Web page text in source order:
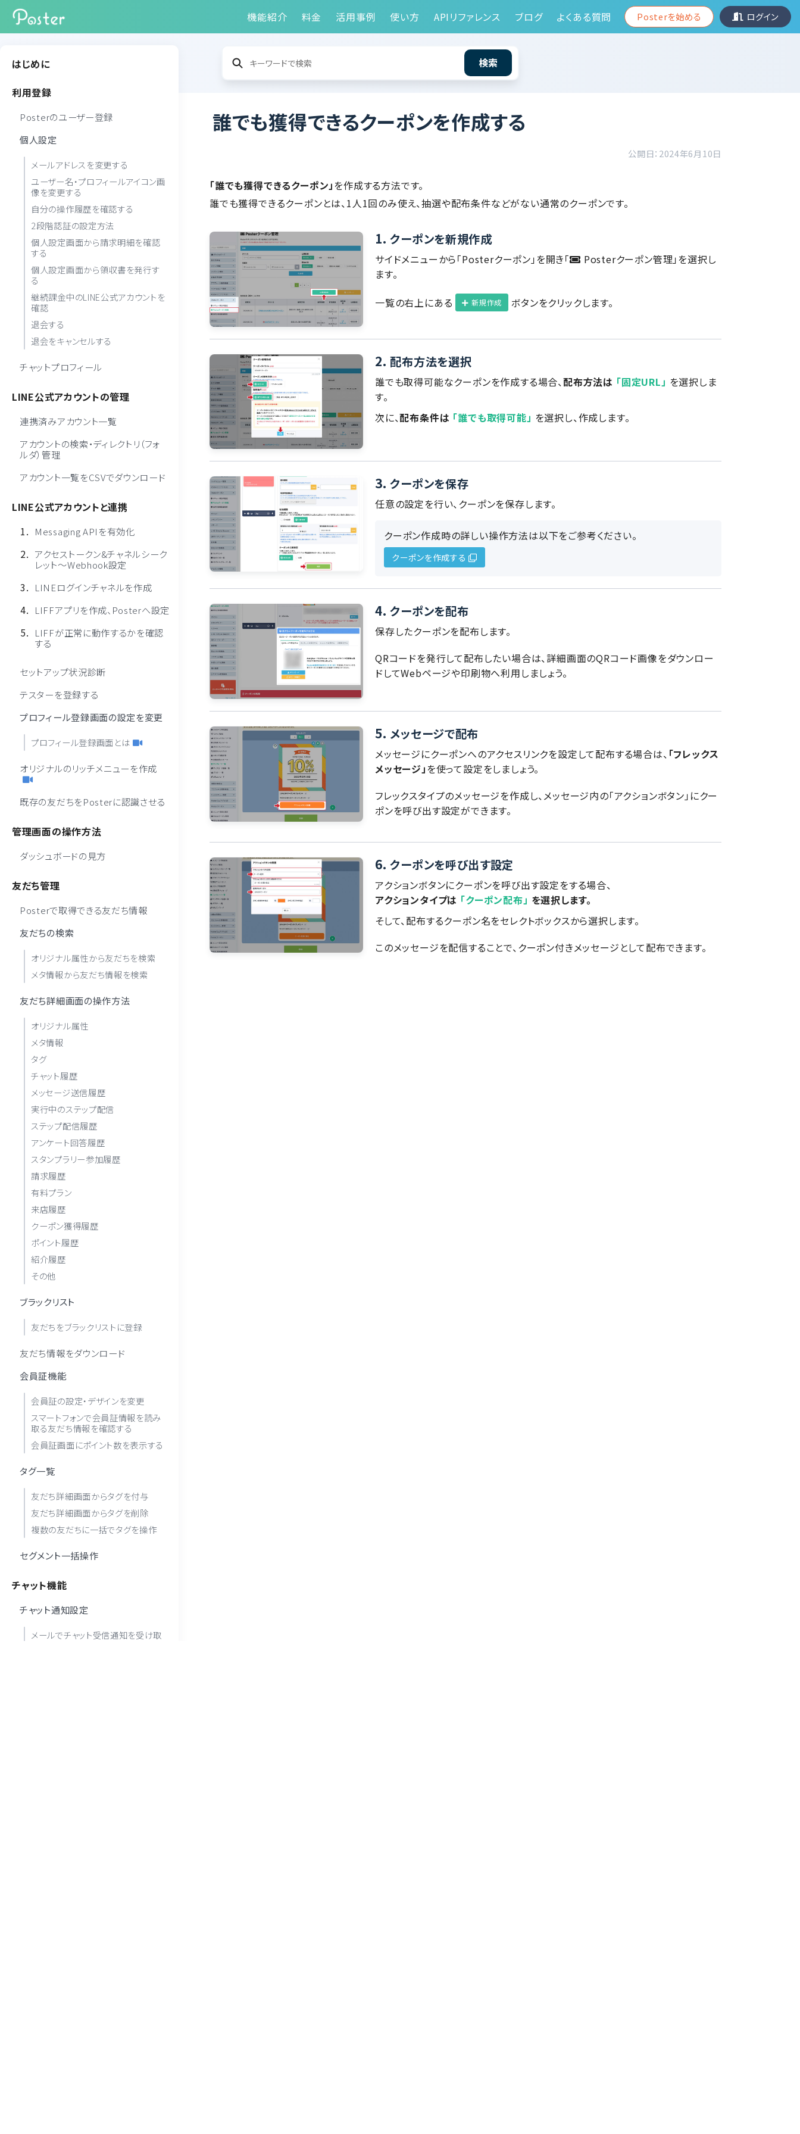
機能紹介 料金 活用事例 使い方 APIリファレンス ブログ よくある質問 Posterを始める ログイン
はじめに
利用登録
Posterのユーザー登録
個人設定
メールアドレスを変更する
ユーザー名・プロフィールアイコン画
像を変更する
自分の操作履歴を確認する
2段階認証の設定方法
個人設定画面から請求明細を確認
する
個人設定画面から領収書を発行す
る
継続課金中のLINE公式アカウントを
確認
退会する
退会をキャンセルする
チャットプロフィール
LINE公式アカウントの管理
連携済みアカウント一覧
アカウントの検索・ディレクトリ（フォ
ルダ）管理
アカウント一覧をCSVでダウンロード
LINE公式アカウントと連携
Messaging APIを有効化
アクセストークン&チャネルシーク
レット〜Webhook設定
LINEログインチャネルを作成
LIFFアプリを作成、Posterへ設定
LIFFが正常に動作するかを確認
する
セットアップ状況診断
テスターを登録する
プロフィール登録画面の設定を変更
プロフィール登録画面とは
オリジナルのリッチメニューを作成
既存の友だちをPosterに認識させる
管理画面の操作方法
ダッシュボードの見方
友だち管理
Posterで取得できる友だち情報
友だちの検索
オリジナル属性から友だちを検索
メタ情報から友だち情報を検索
友だち詳細画面の操作方法
オリジナル属性
メタ情報
タグ
チャット履歴
メッセージ送信履歴
実行中のステップ配信
ステップ配信履歴
アンケート回答履歴
スタンプラリー参加履歴
請求履歴
有料プラン
来店履歴
クーポン獲得履歴
ポイント履歴
紹介履歴
その他
ブラックリスト
友だちをブラックリストに登録
友だち情報をダウンロード
会員証機能
会員証の設定・デザインを変更
スマートフォンで会員証情報を読み
取る友だち情報を確認する
会員証画面にポイント数を表示する
タグ一覧
友だち詳細画面からタグを付与
友だち詳細画面からタグを削除
複数の友だちに一括でタグを操作
セグメント一括操作
チャット機能
チャット通知設定
メールでチャット受信通知を受け取
検索
誰でも獲得できるクーポンを作成する
公開日：2024年6月10日
「誰でも獲得できるクーポン」を作成する方法です。
誰でも獲得できるクーポンとは、1人1回のみ使え、抽選や配布条件などがない通常のクーポンです。
1. クーポンを新規作成
サイドメニューから「Posterクーポン」を開き「
Posterクーポン管理」を選択し
ます。
一覧の右上にある
新規作成 ボタンをクリックします。
2. 配布方法を選択
誰でも取得可能なクーポンを作成する場合、配布方法は 「固定URL」 を選択しま
す。
次に、配布条件は 「誰でも取得可能」 を選択し、作成します。
3. クーポンを保存
任意の設定を行い、クーポンを保存します。
クーポン作成時の詳しい操作方法は以下をご参考ください。
クーポンを作成する
4. クーポンを配布
保存したクーポンを配布します。
QRコードを発行して配布したい場合は、詳細画面のQRコード画像をダウンロー
ドしてWebページや印刷物へ利用しましょう。
5. メッセージで配布
メッセージにクーポンへのアクセスリンクを設定して配布する場合は、 「フレックス
メッセージ」を使って設定をしましょう。
フレックスタイプのメッセージを作成し、メッセージ内の「アクションボタン」にクー
ポンを呼び出す設定ができます。
6. クーポンを呼び出す設定
アクションボタンにクーポンを呼び出す設定をする場合、
アクションタイプは 「クーポン配布」 を選択します。
そして、配布するクーポン名をセレクトボックスから選択します。
このメッセージを配信することで、クーポン付きメッセージとして配布できます。